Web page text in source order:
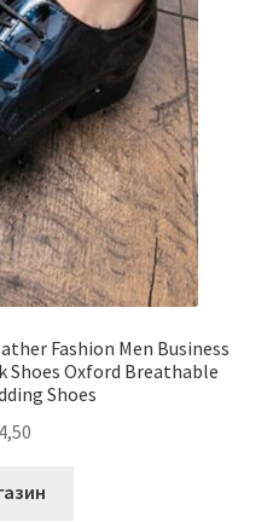
Fashion Men Business
Shoes Oxford Breathable
Shoes